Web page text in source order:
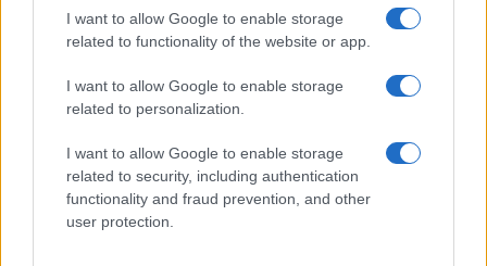
I want to allow Google to enable storage
related to functionality of the website or app.
I want to allow Google to enable storage
related to personalization.
I want to allow Google to enable storage
related to security, including authentication
functionality and fraud prevention, and other
user protection.
Streaming vs vinile: differenze tra mastering,
dinamica e ritualità